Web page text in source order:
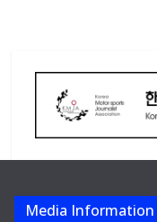
Media Information